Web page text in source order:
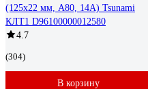
(125х22 мм, А80, 14А) Tsunami
КЛТ1 D96100000012580
4.7
(304)
В корзину